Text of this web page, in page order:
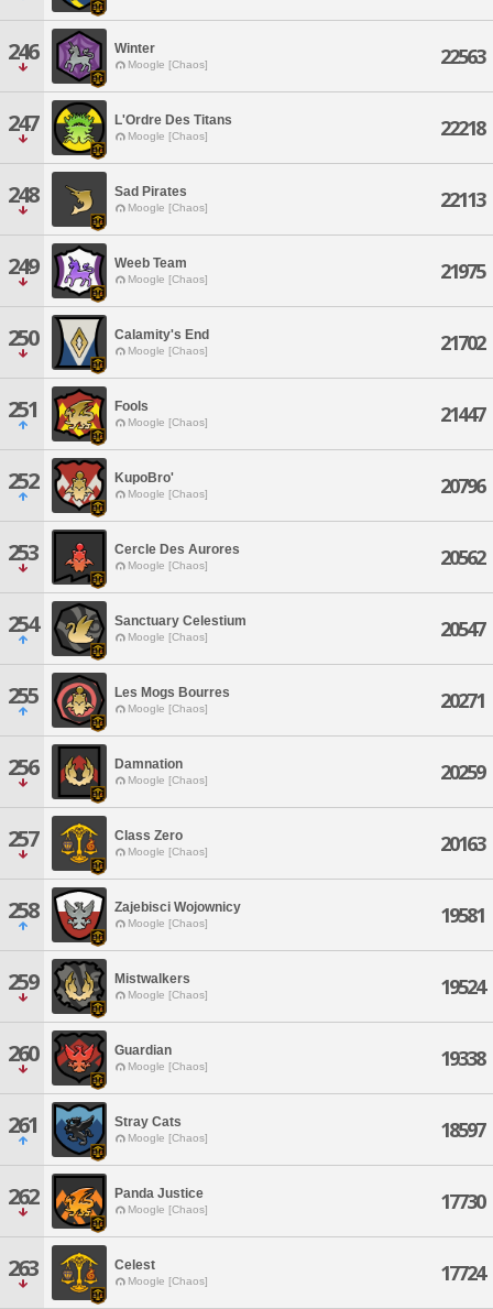
246 Winter
Moogle [Chaos] 22563
247 L'Ordre Des Titans
Moogle [Chaos] 22218
248 Sad Pirates
Moogle [Chaos] 22113
249 Weeb Team
Moogle [Chaos] 21975
250 Calamity's End
Moogle [Chaos] 21702
251 Fools
Moogle [Chaos] 21447
252 KupoBro'
Moogle [Chaos] 20796
253 Cercle Des Aurores
Moogle [Chaos] 20562
254 Sanctuary Celestium
Moogle [Chaos] 20547
255 Les Mogs Bourres
Moogle [Chaos] 20271
256 Damnation
Moogle [Chaos] 20259
257 Class Zero
Moogle [Chaos] 20163
258 Zajebisci Wojownicy
Moogle [Chaos] 19581
259 Mistwalkers
Moogle [Chaos] 19524
260 Guardian
Moogle [Chaos] 19338
261 Stray Cats
Moogle [Chaos] 18597
262 Panda Justice
Moogle [Chaos] 17730
263 Celest
Moogle [Chaos] 17724